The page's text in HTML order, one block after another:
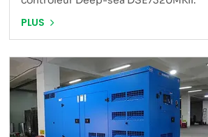
PLUS